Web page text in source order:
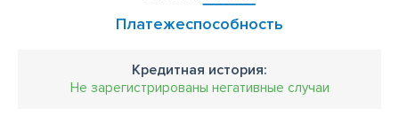
Платежеспособность
Кредитная история:
Не зарегистрированы негативные случаи